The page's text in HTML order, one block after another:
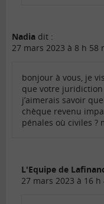
Nadia dit :
27 mars 2023 à 8 h 58
bonjour à vous, je
que votre
j’aimerais savoir
chèque revenu
pénales où civiles ?
L'Equipe de
27 mars 2023 à 16 h